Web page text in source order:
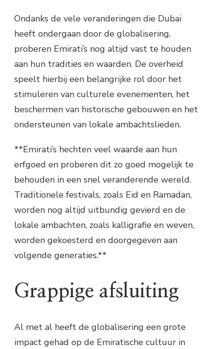
Ondanks de vele veranderingen die Dubai
heeft ondergaan door de globalisering,
proberen Emirati’s nog altijd vast te houden
aan hun tradities en waarden. De overheid
speelt hierbij een belangrijke rol door het
stimuleren van culturele evenementen, het
beschermen van historische gebouwen en het
ondersteunen van lokale ambachtslieden.
**Emirati’s hechten veel waarde aan hun
erfgoed en proberen dit zo goed mogelijk te
behouden in een snel veranderende wereld.
Traditionele festivals, zoals Eid en Ramadan,
worden nog altijd uitbundig gevierd en de
lokale ambachten, zoals kalligrafie en weven,
worden gekoesterd en doorgegeven aan
volgende generaties.**
Grappige afsluiting
Al met al heeft de globalisering een grote
impact gehad op de Emiratische cultuur in